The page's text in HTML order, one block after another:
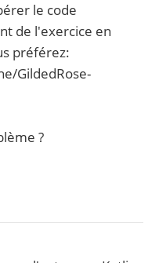
le code
de l'exercice en
préférez:
GildedRose-
?